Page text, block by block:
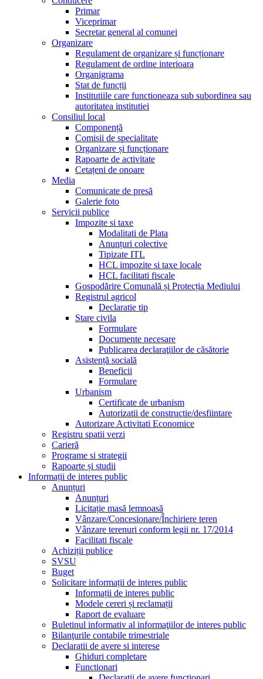
Primar
Viceprimar
Secretar general al comunei
Organizare
Regulament de organizare și funcționare
Regulament de ordine interioara
Organigrama
Stat de funcții
Institutiile care functioneaza sub subordinea sau
autoritatea institutiei
Consiliul local
Componență
Comisii de specialitate
Organizare și funcționare
Rapoarte de activitate
Cetațeni de onoare
Media
Comunicate de presă
Galerie foto
Servicii publice
Impozite si taxe
Modalitati de Plata
Anunțuri colective
Tipizate ITL
HCL impozite si taxe locale
HCL facilitati fiscale
Gospodărire Comunală și Protecția Mediului
Registrul agricol
Declaratie tip
Stare civila
Formulare
Documente necesare
Publicarea declaraţiilor de căsătorie
Asistență socială
Beneficii
Formulare
Urbanism
Certificate de urbanism
Autorizatii de constructie/desfiintare
Autorizare Activitati Economice
Registru spatii verzi
Carieră
Programe si strategii
Rapoarte și studii
Informații de interes public
Anunțuri
Anunțuri
Licitație masă lemnoasă
Vânzare/Concesionare/Închiriere teren
Vânzare terenuri conform legii nr. 17/2014
Facilitati fiscale
Achiziții publice
SVSU
Buget
Solicitare informații de interes public
Informații de interes public
Modele cereri și reclamații
Raport de evaluare
Buletinul informativ al informaţiilor de interes public
Bilanţurile contabile trimestriale
Declaratii de avere si interese
Ghiduri completare
Functionari